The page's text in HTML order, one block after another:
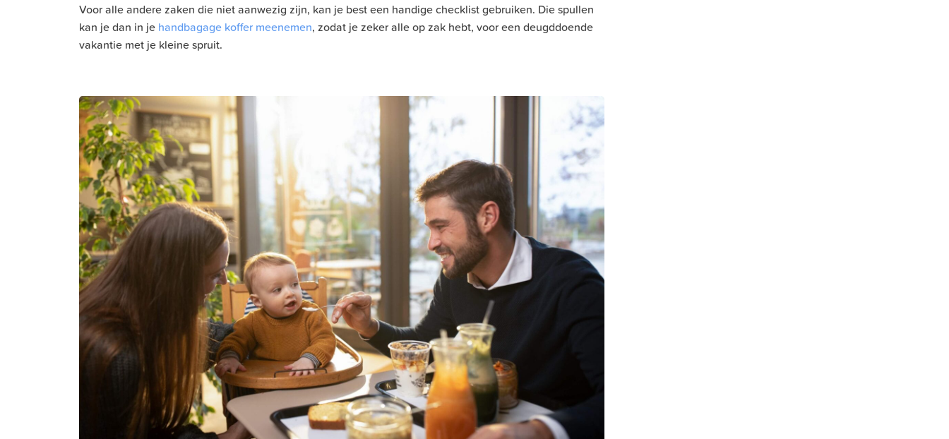
Voor alle andere zaken die niet aanwezig zijn, kan je best een handige checklist gebruiken. Die spullen
kan je dan in je handbagage koffer meenemen, zodat je zeker alle op zak hebt, voor een deugddoende
vakantie met je kleine spruit.